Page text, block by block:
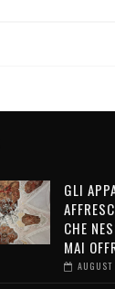
GLI
CHE
MAI